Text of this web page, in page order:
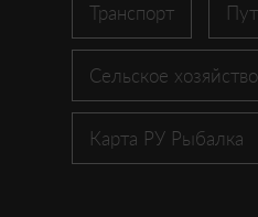
Транспорт
Сельское хозяйство
Карта РУ Рыбалка